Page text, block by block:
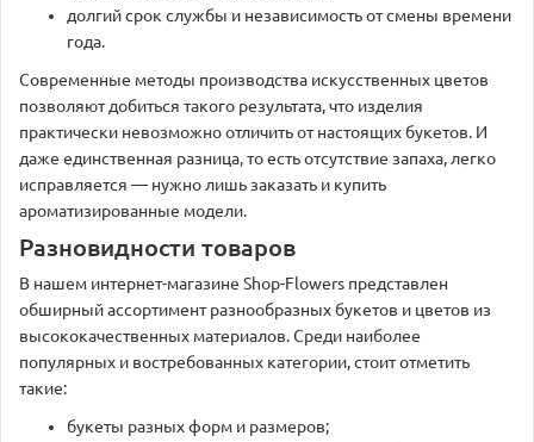
долгий срок службы и независимость от смены времени
года.
Современные методы производства искусственных цветов
позволяют добиться такого результата, что изделия
практически невозможно отличить от настоящих букетов. И
даже единственная разница, то есть отсутствие запаха, легко
исправляется — нужно лишь заказать и купить
ароматизированные модели.
Разновидности товаров
В нашем интернет-магазине Shop-Flowers представлен
обширный ассортимент разнообразных букетов и цветов из
высококачественных материалов. Среди наиболее
популярных и востребованных категории, стоит отметить
такие:
букеты разных форм и размеров;